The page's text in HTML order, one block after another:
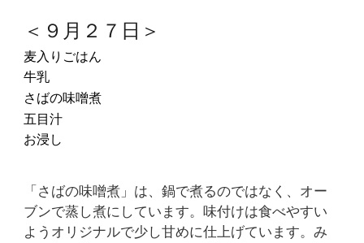
＜９月２７日＞
麦入りごはん
牛乳
さばの味噌煮
五目汁
お浸し
「さばの味噌煮」は、鍋で煮るのではなく、オー
ブンで蒸し煮にしています。味付けは食べやすい
ようオリジナルで少し甘めに仕上げています。み